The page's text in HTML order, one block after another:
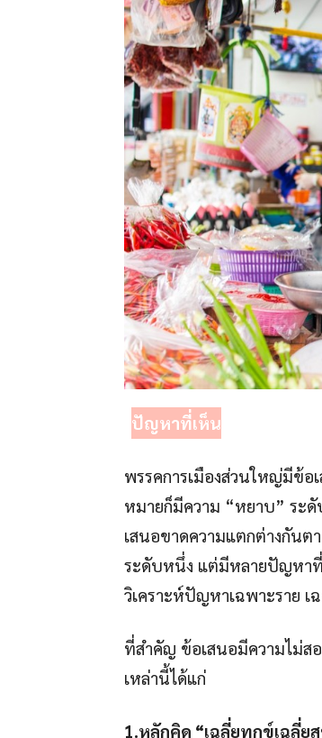
ปัญหาที่เห็น
พรรคการเมืองส่วนใหญ่มีข้อ
หมายก็มีความ “หยาบ” ระ
เสนอขาดความแตกต่างกันต
ระดับหนึ่ง แต่มีหลายปัญหาที่
วิเคราะห์ปัญหาเฉพาะราย เ
ที่สำคัญ ข้อเสนอมีความไม่ส
เหล่านี้ได้แก่
1.หลักคิด “เฉลี่ยทุกข์เฉลี่ย